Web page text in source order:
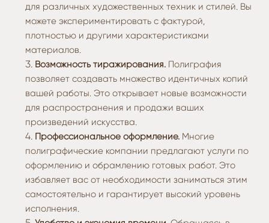
для различных художественных техник и стилей. Вы
можете экспериментировать с фактурой,
плотностью и другими характеристиками
материалов.
Возможность тиражирования. Полиграфия
позволяет создавать множество идентичных копий
вашей работы. Это открывает новые возможности
для распространения и продажи ваших
произведений искусства.
Профессиональное оформление. Многие
полиграфические компании предлагают услуги по
оформлению и обрамлению готовых работ. Это
избавляет вас от необходимости заниматься этим
самостоятельно и гарантирует высокий уровень
исполнения.